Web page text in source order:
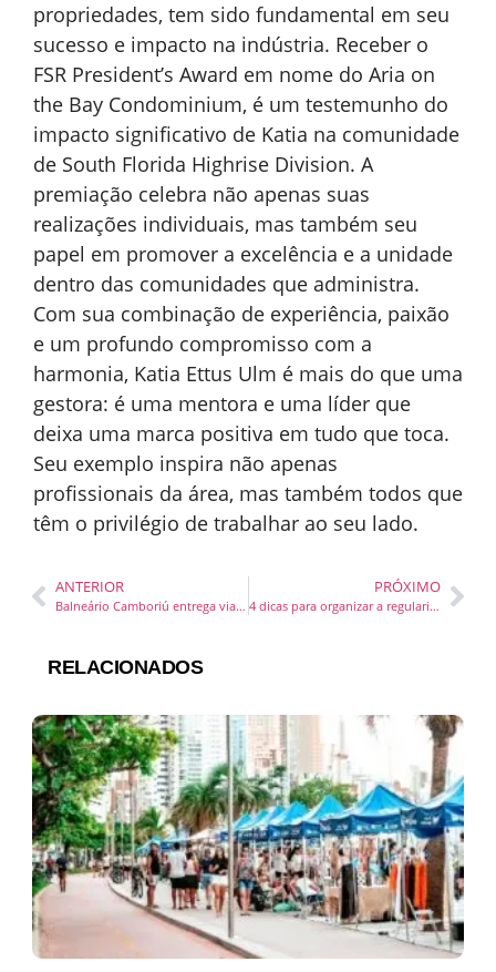
propriedades, tem sido fundamental em seu
sucesso e impacto na indústria. Receber o
FSR President’s Award em nome do Aria on
the Bay Condominium, é um testemunho do
impacto significativo de Katia na comunidade
de South Florida Highrise Division. A
premiação celebra não apenas suas
realizações individuais, mas também seu
papel em promover a excelência e a unidade
dentro das comunidades que administra.
Com sua combinação de experiência, paixão
e um profundo compromisso com a
harmonia, Katia Ettus Ulm é mais do que uma
gestora: é uma mentora e uma líder que
deixa uma marca positiva em tudo que toca.
Seu exemplo inspira não apenas
profissionais da área, mas também todos que
têm o privilégio de trabalhar ao seu lado.
ANTERIOR
Balneário Camboriú entrega viaturas a Regional de Polícia Civil
PRÓXIMO
4 dicas para organizar a regularização de veículos para empresas de transporte e frotistas
RELACIONADOS